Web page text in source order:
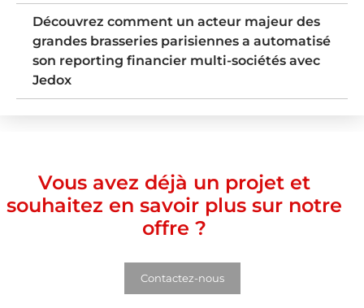
Découvrez comment un acteur majeur des
grandes brasseries parisiennes a automatisé
son reporting financier multi-sociétés avec
Jedox
Vous avez déjà un projet et
souhaitez en savoir plus sur notre
offre ?
Contactez-nous